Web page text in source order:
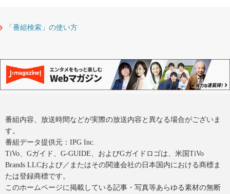
「番組検索」の使い方
番組内容、放送時間などが実際の放送内容と異なる場合がございま
す。
番組データ提供元：IPG Inc.
TiVo、Gガイド、G-GUIDE、およびGガイドロゴは、米国TiVo
Brands LLCおよび／またはその関連会社の日本国内における商標ま
たは登録商標です。
このホームページに掲載している記事・写真等あらゆる素材の無断